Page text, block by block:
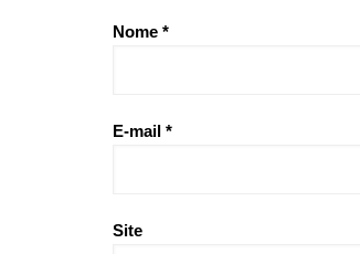
Nome *
E-mail *
Site